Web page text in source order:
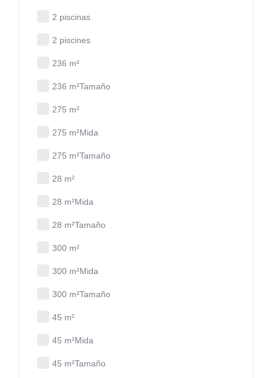
2 piscinas
2 piscines
236 m²
236 m²Tamaño
275 m²
275 m²Mida
275 m²Tamaño
28 m²
28 m²Mida
28 m²Tamaño
300 m²
300 m²Mida
300 m²Tamaño
45 m²
45 m²Mida
45 m²Tamaño